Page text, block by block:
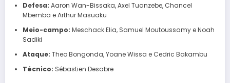
Defesa: Aaron Wan-Bissaka, Axel Tuanzebe, Chancel
Mbemba e Arthur Masuaku
Meio-campo: Meschack Elia, Samuel Moutoussamy e Noah
Sadiki
Ataque: Theo Bongonda, Yoane Wissa e Cedric Bakambu
Técnico: Sébastien Desabre